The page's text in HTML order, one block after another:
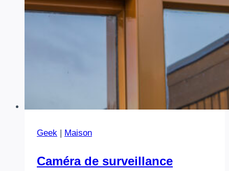
Geek | Maison
Caméra de surveillance